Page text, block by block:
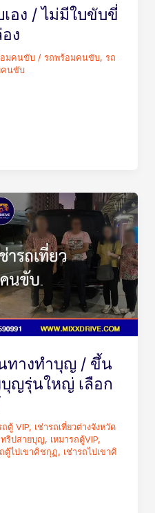
อง / ไม่มีใบขับขี่
ง
อมคนขับ/ รถพร้อมคนขับ, รถ
คนขับ
ทางทำบุญ / ขึ้น
ญรุ่นใหญ่ เลือก
ถตู้ VIP, เช่ารถเที่ยวต่างจังหวัด
ริปสายบุญ, เหมารถตู้VIP,
ตู้ไปเขาคิชกุฏ, เช่ารถไปเขาคิ